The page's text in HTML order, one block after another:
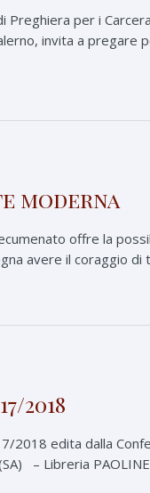
per i
invita a
moderna
offre la
avere il coraggio
2018
2018 edita dalla
– Libreria